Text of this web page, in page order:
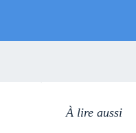
À lire aussi